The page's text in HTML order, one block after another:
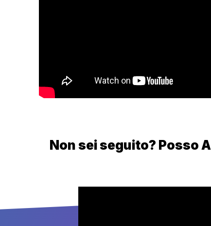
Non sei seguito? Posso